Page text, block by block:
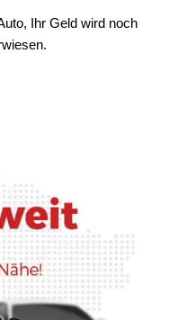
Ihr Geld wird noch